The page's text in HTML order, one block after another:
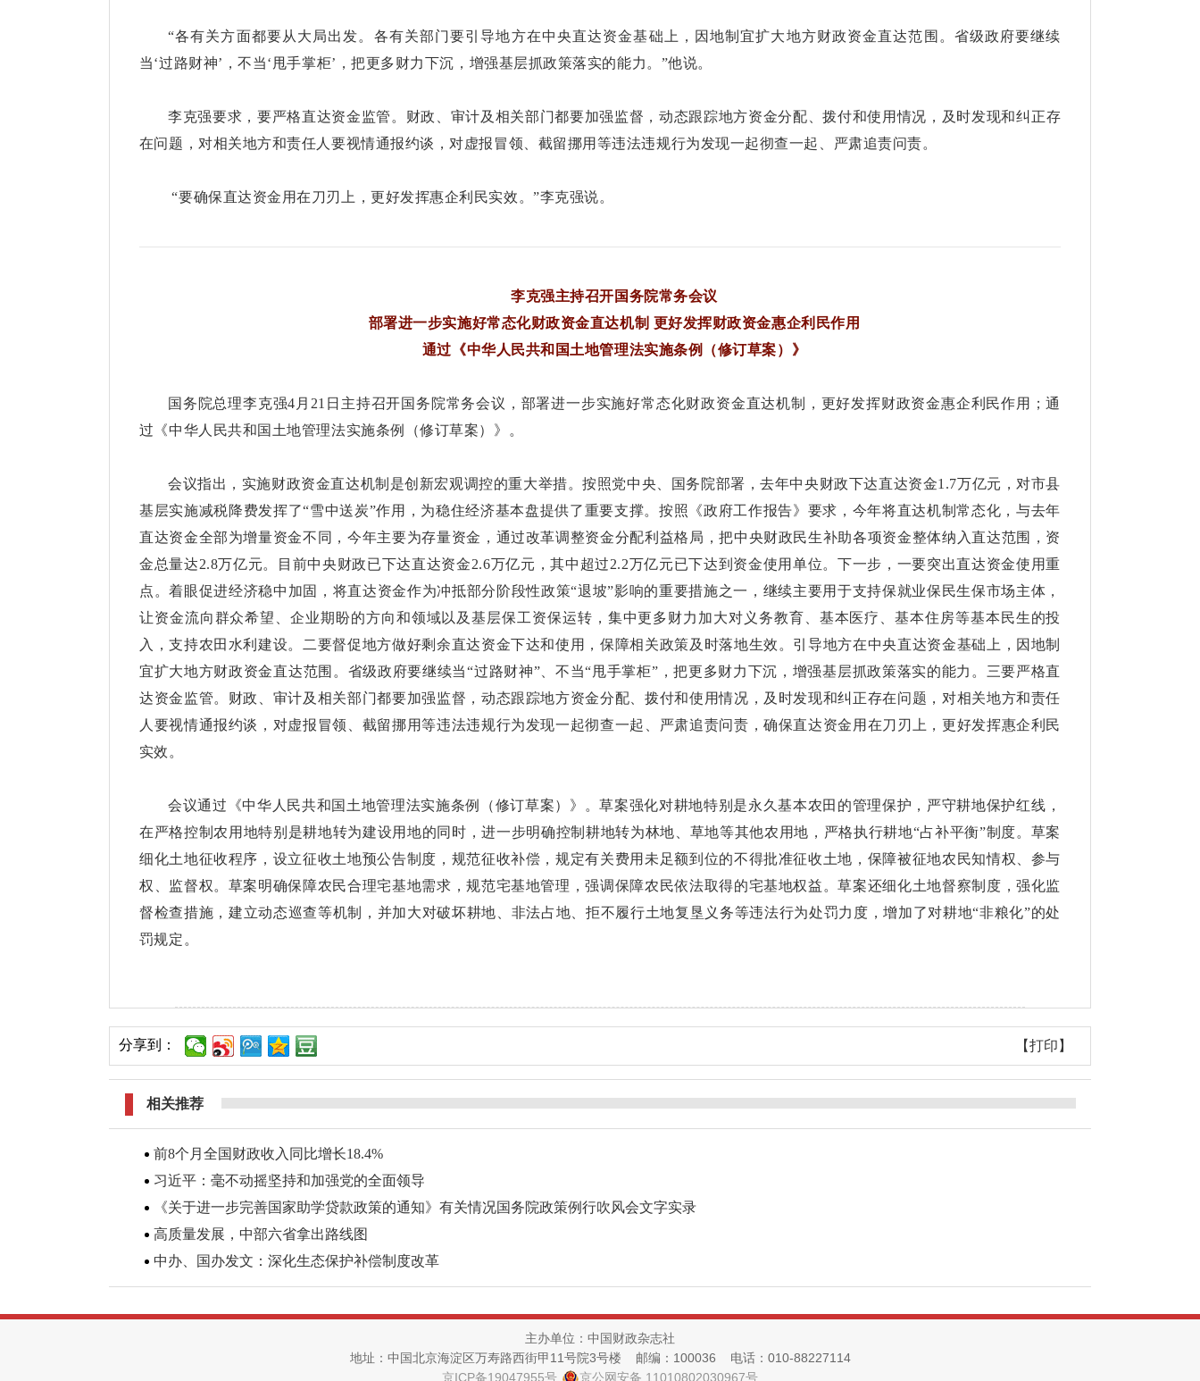
“各有关方面都要从大局出发。各有关部门要引导地方在中央直达资金基础上，因地制宜扩大地方财政资金直达范围。省级政府要继续
当‘过路财神’，不当‘甩手掌柜’，把更多财力下沉，增强基层抓政策落实的能力。”他说。
李克强要求，要严格直达资金监管。财政、审计及相关部门都要加强监督，动态跟踪地方资金分配、拨付和使用情况，及时发现和纠正存
在问题，对相关地方和责任人要视情通报约谈，对虚报冒领、截留挪用等违法违规行为发现一起彻查一起、严肃追责问责。
“要确保直达资金用在刀刃上，更好发挥惠企利民实效。”李克强说。
李克强主持召开国务院常务会议
部署进一步实施好常态化财政资金直达机制 更好发挥财政资金惠企利民作用
通过《中华人民共和国土地管理法实施条例（修订草案）》
国务院总理李克强4月21日主持召开国务院常务会议，部署进一步实施好常态化财政资金直达机制，更好发挥财政资金惠企利民作用；通
过《中华人民共和国土地管理法实施条例（修订草案）》。
会议指出，实施财政资金直达机制是创新宏观调控的重大举措。按照党中央、国务院部署，去年中央财政下达直达资金1.7万亿元，对市县
基层实施减税降费发挥了“雪中送炭”作用，为稳住经济基本盘提供了重要支撑。按照《政府工作报告》要求，今年将直达机制常态化，与去年
直达资金全部为增量资金不同，今年主要为存量资金，通过改革调整资金分配利益格局，把中央财政民生补助各项资金整体纳入直达范围，资
金总量达2.8万亿元。目前中央财政已下达直达资金2.6万亿元，其中超过2.2万亿元已下达到资金使用单位。下一步，一要突出直达资金使用重
点。着眼促进经济稳中加固，将直达资金作为冲抵部分阶段性政策“退坡”影响的重要措施之一，继续主要用于支持保就业保民生保市场主体，
让资金流向群众希望、企业期盼的方向和领域以及基层保工资保运转，集中更多财力加大对义务教育、基本医疗、基本住房等基本民生的投
入，支持农田水利建设。二要督促地方做好剩余直达资金下达和使用，保障相关政策及时落地生效。引导地方在中央直达资金基础上，因地制
宜扩大地方财政资金直达范围。省级政府要继续当“过路财神”、不当“甩手掌柜”，把更多财力下沉，增强基层抓政策落实的能力。三要严格直
达资金监管。财政、审计及相关部门都要加强监督，动态跟踪地方资金分配、拨付和使用情况，及时发现和纠正存在问题，对相关地方和责任
人要视情通报约谈，对虚报冒领、截留挪用等违法违规行为发现一起彻查一起、严肃追责问责，确保直达资金用在刀刃上，更好发挥惠企利民
实效。
会议通过《中华人民共和国土地管理法实施条例（修订草案）》。草案强化对耕地特别是永久基本农田的管理保护，严守耕地保护红线，
在严格控制农用地特别是耕地转为建设用地的同时，进一步明确控制耕地转为林地、草地等其他农用地，严格执行耕地“占补平衡”制度。草案
细化土地征收程序，设立征收土地预公告制度，规范征收补偿，规定有关费用未足额到位的不得批准征收土地，保障被征地农民知情权、参与
权、监督权。草案明确保障农民合理宅基地需求，规范宅基地管理，强调保障农民依法取得的宅基地权益。草案还细化土地督察制度，强化监
督检查措施，建立动态巡查等机制，并加大对破坏耕地、非法占地、拒不履行土地复垦义务等违法行为处罚力度，增加了对耕地“非粮化”的处
罚规定。
分享到： 【打印】
相关推荐
前8个月全国财政收入同比增长18.4%
习近平：毫不动摇坚持和加强党的全面领导
《关于进一步完善国家助学贷款政策的通知》有关情况国务院政策例行吹风会文字实录
高质量发展，中部六省拿出路线图
中办、国办发文：深化生态保护补偿制度改革
主办单位：中国财政杂志社
地址：中国北京海淀区万寿路西街甲11号院3号楼 邮编：100036 电话：010-88227114
京ICP备19047955号
京公网安备 11010802030967号